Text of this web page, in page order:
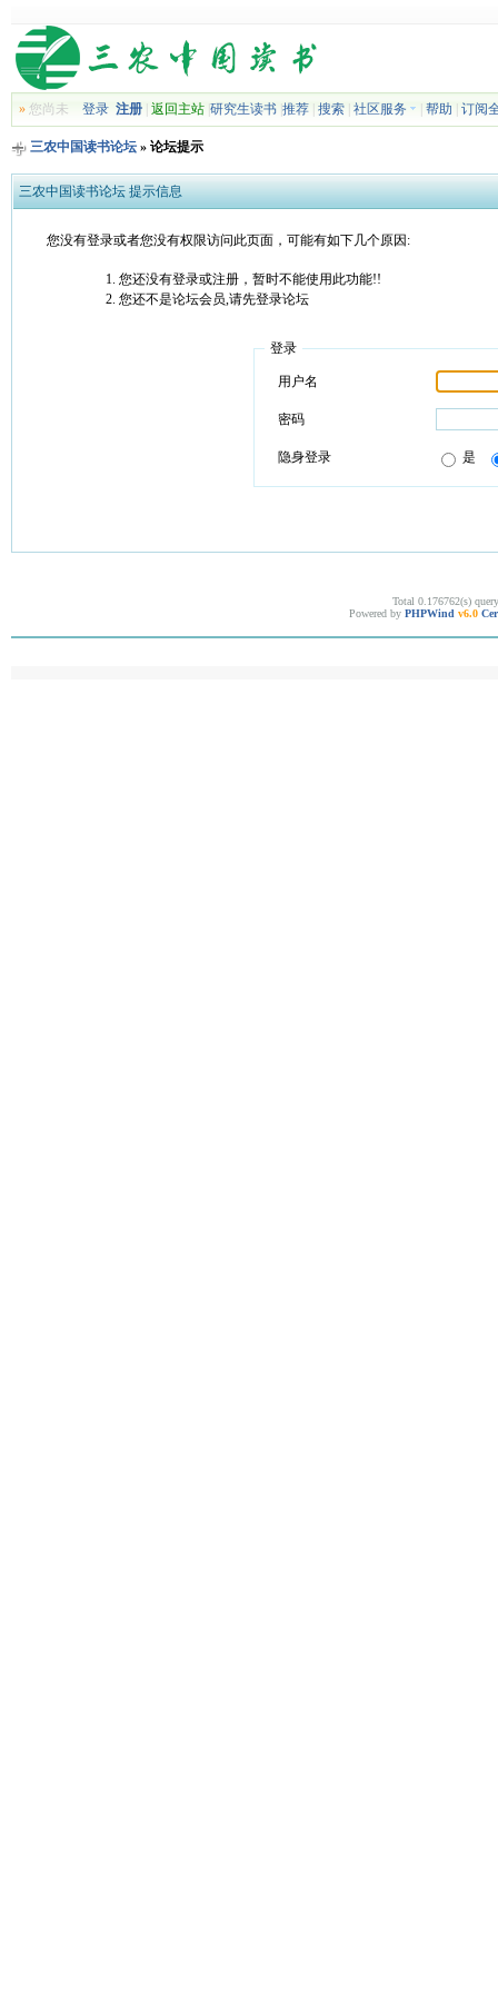
»您尚未 登录 注册| 返回主站| 研究生读书| 推荐| 搜索| 社区服务 帮助 订阅
三农中国读书论坛» 论坛提示
三农中国读书论坛 提示信息
您没有登录或者您没有权限访问此页面，可能有如下几个原因:
您还没有登录或注册，暂时不能使用此功能!!
您还不是论坛会员,请先登录论坛
登录
用户名
密码
隐身登录 是
Total 0.176762(s)
Powered by PHPWind v6.0